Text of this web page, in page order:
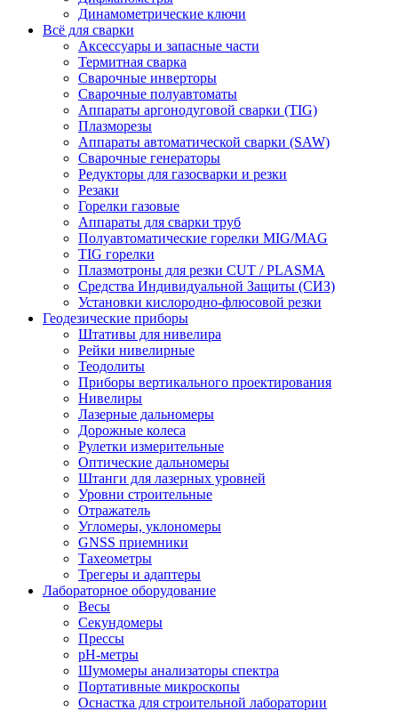
Динамометрические ключи
Всё для сварки
Аксессуары и запасные части
Термитная сварка
Сварочные инверторы
Сварочные полуавтоматы
Аппараты аргонодуговой сварки (TIG)
Плазморезы
Аппараты автоматической сварки (SAW)
Сварочные генераторы
Редукторы для газосварки и резки
Резаки
Горелки газовые
Аппараты для сварки труб
Полуавтоматические горелки MIG/MAG
TIG горелки
Плазмотроны для резки CUT / PLASMA
Средства Индивидуальной Защиты (СИЗ)
Установки кислородно-флюсовой резки
Геодезические приборы
Штативы для нивелира
Рейки нивелирные
Теодолиты
Приборы вертикального проектирования
Нивелиры
Лазерные дальномеры
Дорожные колеса
Рулетки измерительные
Оптические дальномеры
Штанги для лазерных уровней
Уровни строительные
Отражатель
Угломеры, уклономеры
GNSS приемники
Тахеометры
Трегеры и адаптеры
Лабораторное оборудование
Весы
Секундомеры
Прессы
pH-метры
Шумомеры анализаторы спектра
Портативные микроскопы
Оснастка для строительной лаборатории